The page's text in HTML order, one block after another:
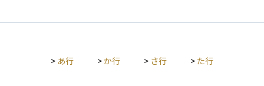
総資産経常利益率、総資産純利益率といった形で異なる収益性
められます。ROAが高い企業ほど、少ない資産で効率的に利益
> あ行 >か行 > さ行 > た行